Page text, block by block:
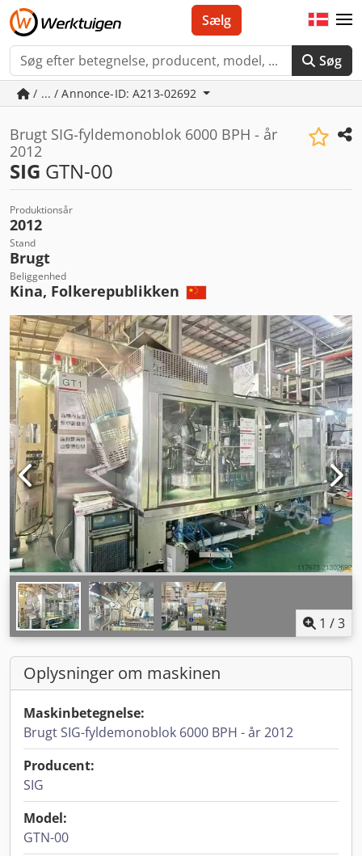
Søg
Sælg
/ ... / Annonce-ID: A213-02692
Brugt SIG-fyldemonoblok 6000 BPH - år
2012
SIG GTN-00
Produktionsår
2012
Stand
Brugt
Beliggenhed
Kina, Folkerepublikken
1 /3
Oplysninger om maskinen
Maskinbetegnelse:
Brugt SIG-fyldemonoblok 6000 BPH - år 2012
Producent:
SIG
Model:
GTN-00